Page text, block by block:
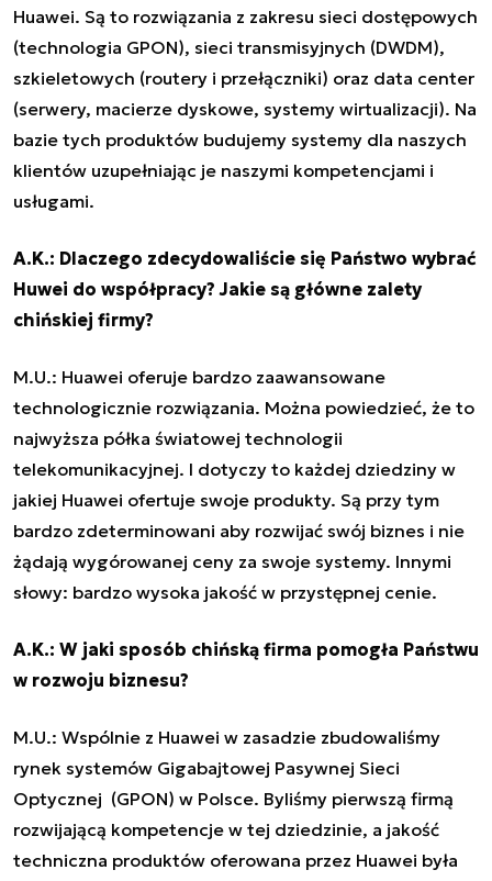
Huawei. Są to rozwiązania z zakresu sieci dostępowych
(technologia GPON), sieci transmisyjnych (DWDM),
szkieletowych (routery i przełączniki) oraz data center
(serwery, macierze dyskowe, systemy wirtualizacji). Na
bazie tych produktów budujemy systemy dla naszych
klientów uzupełniając je naszymi kompetencjami i
usługami.
A.K.: Dlaczego zdecydowaliście się Państwo wybrać
Huwei do współpracy? Jakie są główne zalety
chińskiej firmy?
M.U.: Huawei oferuje bardzo zaawansowane
technologicznie rozwiązania. Można powiedzieć, że to
najwyższa półka światowej technologii
telekomunikacyjnej. I dotyczy to każdej dziedziny w
jakiej Huawei ofertuje swoje produkty. Są przy tym
bardzo zdeterminowani aby rozwijać swój biznes i nie
żądają wygórowanej ceny za swoje systemy. Innymi
słowy: bardzo wysoka jakość w przystępnej cenie.
A.K.: W jaki sposób chińską firma pomogła Państwu
w rozwoju biznesu?
M.U.: Wspólnie z Huawei w zasadzie zbudowaliśmy
rynek systemów Gigabajtowej Pasywnej Sieci
Optycznej (GPON) w Polsce. Byliśmy pierwszą firmą
rozwijającą kompetencje w tej dziedzinie, a jakość
techniczna produktów oferowana przez Huawei była